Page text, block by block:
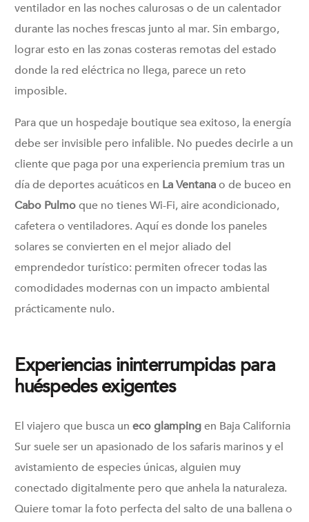
ventilador en las noches calurosas o de un calentador
durante las noches frescas junto al mar. Sin embargo,
lograr esto en las zonas costeras remotas del estado
donde la red eléctrica no llega, parece un reto
imposible.
Para que un hospedaje boutique sea exitoso, la energía
debe ser invisible pero infalible. No puedes decirle a un
cliente que paga por una experiencia premium tras un
día de deportes acuáticos en La Ventanao de buceo en
Cabo Pulmoque no tienes Wi-Fi, aire acondicionado,
cafetera o ventiladores. Aquí es donde los paneles
solares se convierten en el mejor aliado del
emprendedor turístico: permiten ofrecer todas las
comodidades modernas con un impacto ambiental
prácticamente nulo.
Experiencias ininterrumpidas para
huéspedes exigentes
El viajero que busca uneco glampingen Baja California
Sur suele ser un apasionado de los safaris marinos y el
avistamiento de especies únicas, alguien muy
conectado digitalmente pero que anhela la naturaleza.
Quiere tomar la foto perfecta del salto de una ballena o